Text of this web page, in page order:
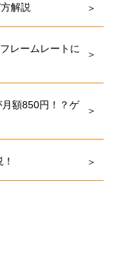
解説
レームレートに
月額850円！？ゲ